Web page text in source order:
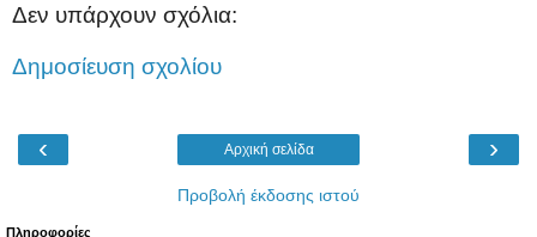
Δεν υπάρχουν σχόλια:
Δημοσίευση σχολίου
‹ ›
Αρχική σελίδα
Προβολή έκδοσης ιστού
Πληροφορίες